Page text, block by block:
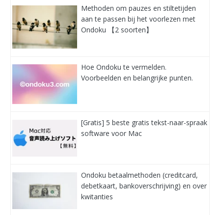
Methoden om pauzes en stiltetijden
aan te passen bij het voorlezen met
Ondoku 【2 soorten】
Hoe Ondoku te vermelden.
Voorbeelden en belangrijke punten.
[Gratis] 5 beste gratis tekst-naar-spraak
software voor Mac
Ondoku betaalmethoden (creditcard,
debetkaart, bankoverschrijving) en over
kwitanties